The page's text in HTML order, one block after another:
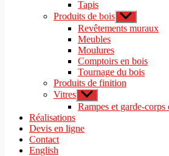
Tapis
Produits de bois Afficher
le
sous-
Revêtements muraux
Meubles
Moulures
Comptoirs en bois
Tournage du bois
Produits de finition
Vitres Afficher
le
sous-
Rampes et garde-corps
Réalisations
Devis en ligne
Contact
English